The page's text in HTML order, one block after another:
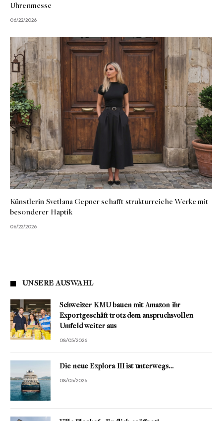
Uhrenmesse
06/22/2026
Künstlerin Svetlana Gepner schafft strukturreiche Werke mit
besonderer Haptik
06/22/2026
UNSERE AUSWAHL
Schweizer KMU bauen mit Amazon ihr
Exportgeschäft trotz dem anspruchsvollen
Umfeld weiter aus
08/05/2026
Die neue Explora III ist unterwegs…
08/05/2026